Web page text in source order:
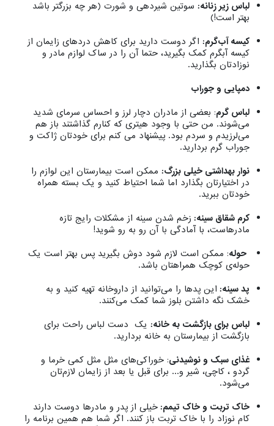
لباس زیر زنانه:سوتین شیردهی و شورت (هر چه بزرگتر باشد
بهتر است!)
کیسه آب‌گرم:اگر دوست دارید برای کاهش دردهای زایمان از
کیسه آبگرم کمک بگیرید، حتما آن را در ساک لوازم مادر و
نوزادتان بگذارید.
دمپایی و جوراب
لباس گرم: بعضی از مادران دچار لرز و احساس سرمای شدید
می‌شوند. من حتی با وجود هیتری که کنارم گذاشتند باز هم
می‌لرزیدم و سردم بود. پیشنهاد می کنم برای خودتان ژاکت و
جوراب گرم بردارید.
نوار بهداشتی خیلی بزرگ:ممکن است بیمارستان این لوازم را
در اختیارتان بگذارد اما شما احتیاط کنید و یک بسته همراه
خودتان ببرید.
کرم شقاق سینه: زخم شدن سینه از مشکلات رایج تازه
مادرهاست، با آمادگی با آن رو به رو شوید!
حوله: ممکن است لازم شود دوش بگیرید پس بهتر است یک
حوله‌ی کوچک همراهتان باشد.
پد سینه: این پدها را می‌توانید از داروخانه تهیه کنید و به
خشک نگه داشتن بلوز شما کمک می‌کنند.
لباس برای بازگشت به خانه:یک دست لباس راحت برای
بازگشت از بیمارستان به خانه بردارید.
غذای سبک و نوشیدنی: خوراکی‌های مثل مثل کمی خرما و
گردو ، کاچی، شیر و... برای قبل یا بعد از زایمان لازم‌تان
می‌شود.
خاک تربت و خاک تیمم:خیلی از پدر و مادرها دوست دارند
کام نوزاد را با خاک تربت باز کنند. اگر شما هم همین برنامه را